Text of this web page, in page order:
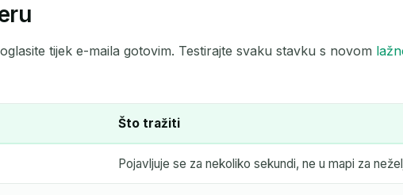
tijek e-maila gotovim. Testirajte svaku stavku s novom
Što tražiti
Pojavljuje se za nekoliko sekundi, ne u mapi za